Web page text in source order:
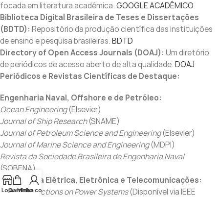
focada em literatura acadêmica.GOOGLE ACADÊMICO
Biblioteca Digital Brasileira de Teses e Dissertações
(BDTD): Repositório da produção científica das instituições
de ensino e pesquisa brasileiras.BDTD
Directory of Open Access Journals (DOAJ): Um diretório
de periódicos de acesso aberto de alta qualidade.DOAJ
Periódicos e Revistas Científicas de Destaque:
Engenharia Naval, Offshore e de Petróleo:
Ocean Engineering(Elsevier)
Journal of Ship Research(SNAME)
Journal of Petroleum Science and Engineering(Elsevier)
Journal of Marine Science and Engineering(MDPI)
Revista da Sociedade Brasileira de Engenharia Naval
(SOBENA)
Engenharia Elétrica, Eletrônica e Telecomunicações:
IEEE Transactions on Power Systems(Disponível via IEEE
LojaCarrinho
Minha conta